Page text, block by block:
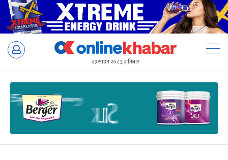
Skip
२३ साउन २०८३, शनिबार